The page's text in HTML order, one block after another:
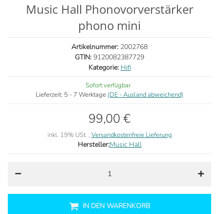
Music Hall Phonovorverstärker
phono mini
Artikelnummer: 2002768
GTIN: 9120082387729
Kategorie: Hifi
Sofort verfügbar
Lieferzeit: 5 - 7 Werktage (DE - Ausland abweichend)
99,00 €
inkl. 19% USt. , Versandkostenfreie Lieferung
Hersteller:Music Hall
IN DEN WARENKORB